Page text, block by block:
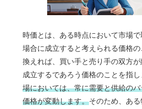
時価とは、ある時点において市場
場合に成立すると考えられる価格
換えれば、買い手と売り手の双方
成立するであろう価格のことを指し
場においては、常に需要と供給の
価格が変動します。そのため、あ